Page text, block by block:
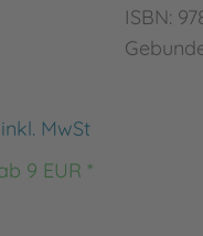
ISBN:
inkl. MwSt
9 EUR *